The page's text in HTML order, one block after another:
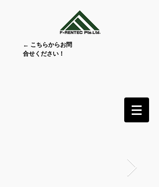
← こちらからお問
合せください！